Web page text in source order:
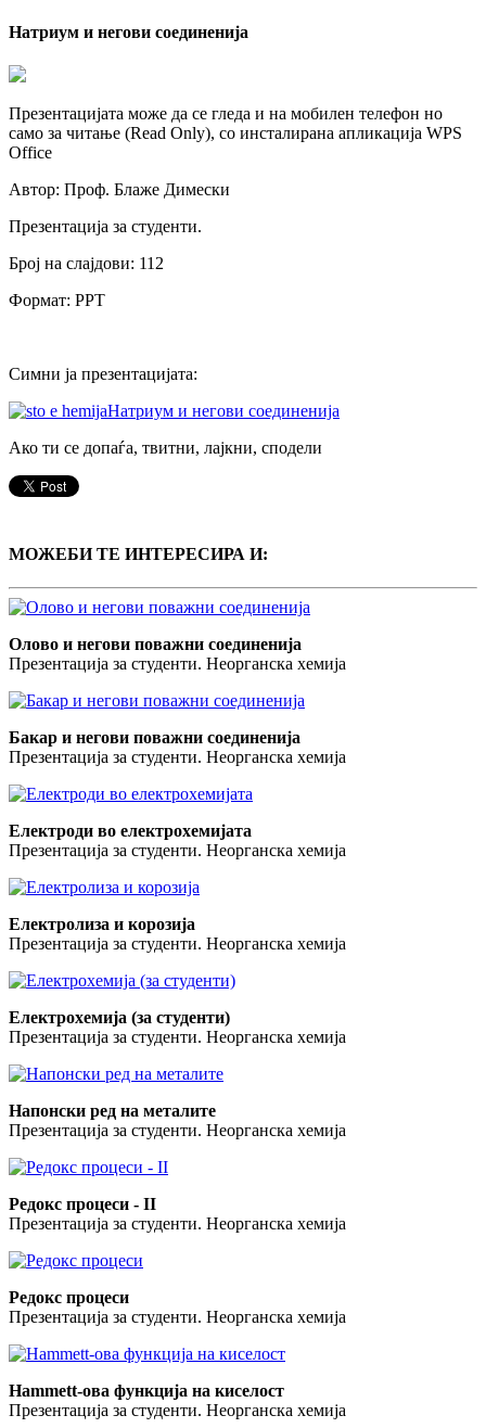
Натриум и негови соединенија
Презентацијата може да се гледа и на мобилен телефон но
само за читање (Read Only), со инсталирана апликација WPS
Office
Автор: Проф. Блаже Димески
Презентација за студенти.
Број на слајдови: 112
Формат: PPT
Симни ја презентацијата:
Натриум и негови соединенија
Ако ти се допаѓа, твитни, лајкни, сподели
МОЖЕБИ ТЕ ИНТЕРЕСИРА И:
Олово и негови поважни соединенија
Презентација за студенти. Неорганска хемија
Бакар и негови поважни соединенија
Презентација за студенти. Неорганска хемија
Електроди во електрохемијата
Презентација за студенти. Неорганска хемија
Електролиза и корозија
Презентација за студенти. Неорганска хемија
Електрохемија (за студенти)
Презентација за студенти. Неорганска хемија
Напонски ред на металите
Презентација за студенти. Неорганска хемија
Редокс процеси - II
Презентација за студенти. Неорганска хемија
Редокс процеси
Презентација за студенти. Неорганска хемија
Hammett-oва функција на киселост
Презентација за студенти. Неорганска хемија